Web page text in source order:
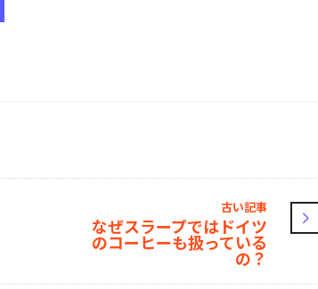
古い記事
なぜスラープではドイツ
のコーヒーも扱っている
の？